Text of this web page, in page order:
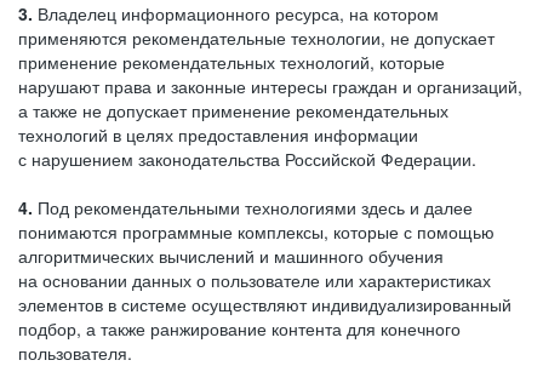
3. Владелец информационного ресурса, на котором
применяются рекомендательные технологии, не допускает
применение рекомендательных технологий, которые
нарушают права и законные интересы граждан и организаций,
а также не допускает применение рекомендательных
технологий в целях предоставления информации
с нарушением законодательства Российской Федерации.
4. Под рекомендательными технологиями здесь и далее
понимаются программные комплексы, которые с помощью
алгоритмических вычислений и машинного обучения
на основании данных о пользователе или характеристиках
элементов в системе осуществляют индивидуализированный
подбор, а также ранжирование контента для конечного
пользователя.